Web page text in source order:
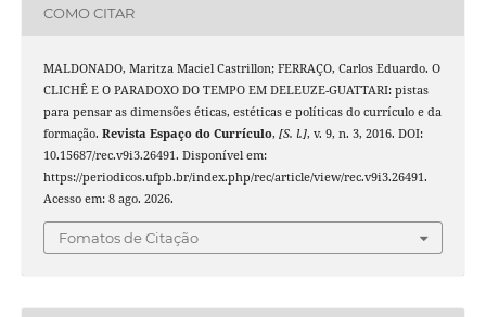
COMO CITAR
MALDONADO, Maritza Maciel Castrillon; FERRAÇO, Carlos Eduardo. O
CLICHÊ E O PARADOXO DO TEMPO EM DELEUZE-GUATTARI: pistas
para pensar as dimensões éticas, estéticas e políticas do currículo e da
formação. Revista Espaço do Currículo, [S. l.], v. 9, n. 3, 2016. DOI:
10.15687/rec.v9i3.26491. Disponível em:
https://periodicos.ufpb.br/index.php/rec/article/view/rec.v9i3.26491.
Acesso em: 8 ago. 2026.
Fomatos de Citação